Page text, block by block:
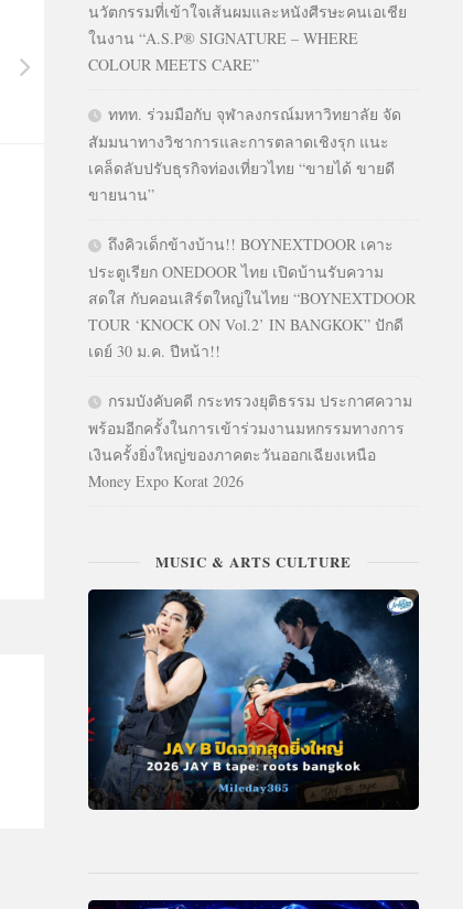
นวัตกรรมที่เข้าใจเส้นผมและหนังศีรษะคนเอเชีย
ในงาน “A.S.P® SIGNATURE – WHERE
COLOUR MEETS CARE”
ททท. ร่วมมือกับ จุฬาลงกรณ์มหาวิทยาลัย จัด
สัมมนาทางวิชาการและการตลาดเชิงรุก แนะ
เคล็ดลับปรับธุรกิจท่องเที่ยวไทย “ขายได้ ขายดี
ขายนาน”
ถึงคิวเด็กข้างบ้าน!! BOYNEXTDOOR เคาะ
ประตูเรียก ONEDOOR ไทย เปิดบ้านรับความ
สดใส กับคอนเสิร์ตใหญ่ในไทย “BOYNEXTDOOR
TOUR ‘KNOCK ON Vol.2’ IN BANGKOK” ปักดี
เดย์ 30 ม.ค. ปีหน้า!!
กรมบังคับคดี กระทรวงยุติธรรม ประกาศความ
พร้อมอีกครั้งในการเข้าร่วมงานมหกรรมทางการ
เงินครั้งยิ่งใหญ่ของภาคตะวันออกเฉียงเหนือ
Money Expo Korat 2026
MUSIC & ARTS CULTURE